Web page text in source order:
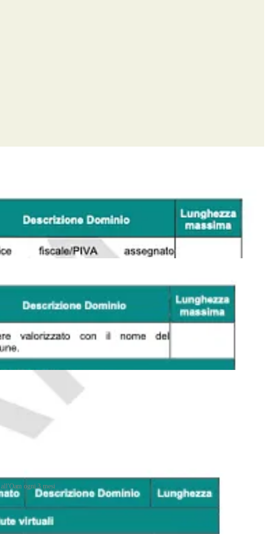
ogni 3 mesi
, da alcuni persino apprezzata. Un paio di decenni fa anche solo menzionare la